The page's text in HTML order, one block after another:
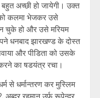
अच्छी हो जायेगी। उक्त
को कलमा भेजकर उसे
चुके हो और उसे मरियम
धनबाद झारखण्ड के दोस्त
और पीडिता को उसके
का षडयंत्र रचा।
से धर्मान्तरण कर मुस्लिम